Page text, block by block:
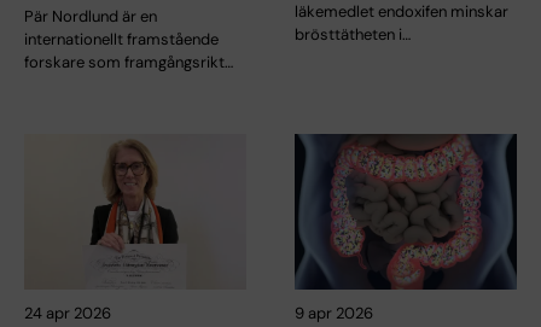
Pär Nordlund är en
internationellt framstående
forskare som framgångsrikt…
läkemedlet endoxifen minskar
brösttätheten i…
24 apr 2026 9 apr 2026